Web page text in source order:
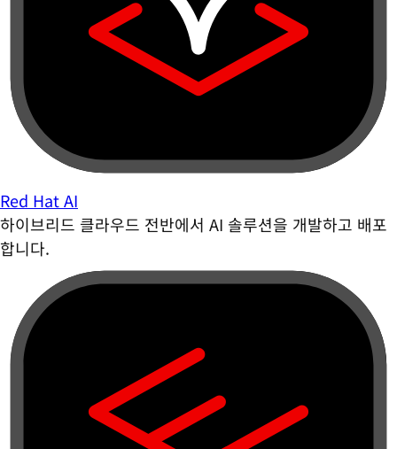
Red Hat AI
하이브리드 클라우드 전반에서 AI 솔루션을 개발하고 배포
합니다.